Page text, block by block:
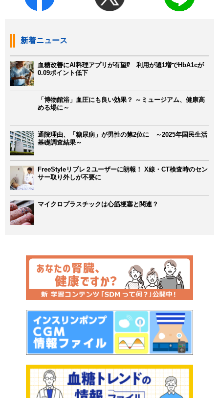
新着ニュース
血糖改善にAI料理アプリが有望⁉ 利用が週1増でHbA1cが
0.09ポイント低下
「博物館浴」血圧にも良い効果？ ～ミュージアム、健康高
める場に～
通院理由、「糖尿病」が男性の第2位に ～2025年国民生活
基礎調査結果～
FreeStyleリブレ２ユーザーに朗報！ X線・CT検査時のセン
サー取り外しが不要に
マイクロプラスチックは心筋梗塞と関連？